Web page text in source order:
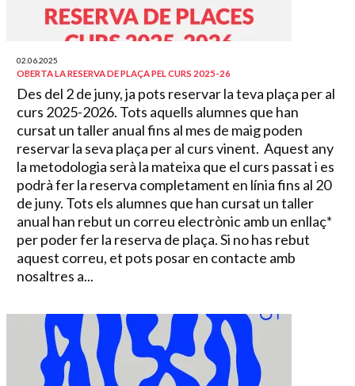
02.06.2025
OBERTA LA RESERVA DE PLAÇA PEL CURS 2025-26
Des del 2 de juny, ja pots reservar la teva plaça per al
curs 2025-2026. Tots aquells alumnes que han
cursat un taller anual fins al mes de maig poden
reservar la seva plaça per al curs vinent. Aquest any
la metodologia serà la mateixa que el curs passat i es
podrà fer la reserva completament en línia fins al 20
de juny. Tots els alumnes que han cursat un taller
anual han rebut un correu electrònic amb un enllaç*
per poder fer la reserva de plaça. Si no has rebut
aquest correu, et pots posar en contacte amb
nosaltres a...